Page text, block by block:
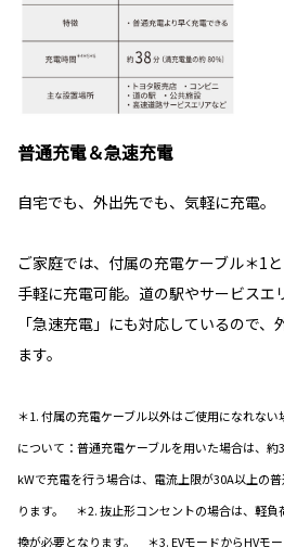
普通充電＆急速充電
自宅でも、外出先でも、気軽に充電。
ご家庭では、付属の充電ケーブル＊1
手軽に充電可能。道の駅やサービスエ
「急速充電」にも対応しているので
ます。
＊1. 付属の充電ケーブル以外はご使用になれな
について：普通充電ケーブルを用いた場合は、約
kWで充電を行う場合は、電流上限が30A以上の
ります。 ＊2. 抜止形コンセントの場合は、軽負
換が必要となります。 ＊3. EVモードからHVモ